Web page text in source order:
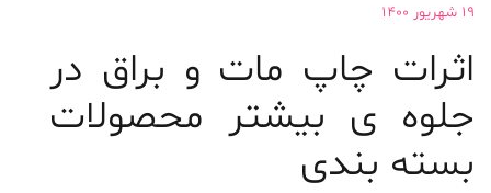
۱۹ شهریور ۱۴۰۰
اثرات چاپ مات و براق در
جلوه ی بیشتر محصولات
بسته بندی